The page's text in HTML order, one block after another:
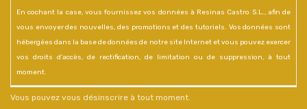
En cochant la case, vous fournissez vos données à Resinas Castro S.L., afin de
vous envoyer des nouvelles, des promotions et des tutoriels. Vos données sont
hébergées dans la base de données de notre site Internet et vous pouvez exercer
vos droits d'accès, de rectification, de limitation ou de suppression, à tout
moment.
Vous pouvez vous désinscrire à tout moment.